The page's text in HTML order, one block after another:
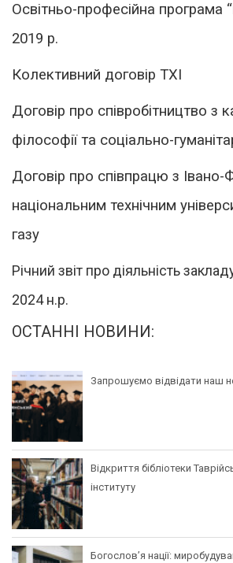
Освітньо-професійна програма
2019 р.
Колективний договір ТХІ
Договір про співробітництво з
філософії та соціально-
Договір про співпрацю з Івано-
національним технічним
газу
Річний звіт про діяльність
2024 н.р.
ОСТАННІ НОВИНИ:
Запрошуємо відвідати наш
Відкриття бібліотеки
інституту
Богослов’я нації: